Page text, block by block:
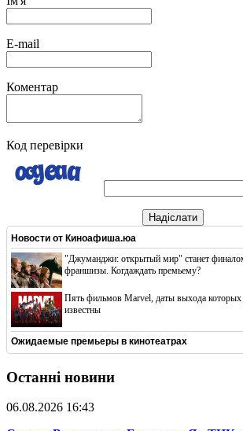
E-mail
Коментар
Код перевірки
Надіслати
Новости от Киноафиша.юа
"Джуманджи: открытый мир" станет
франшизы. Когдаждать премьему?
Пять фильмов Marvel, даты выхода
известны
Ожидаемые премьеры в кинотеатрах
Останні новини
06.08.2026 16:43